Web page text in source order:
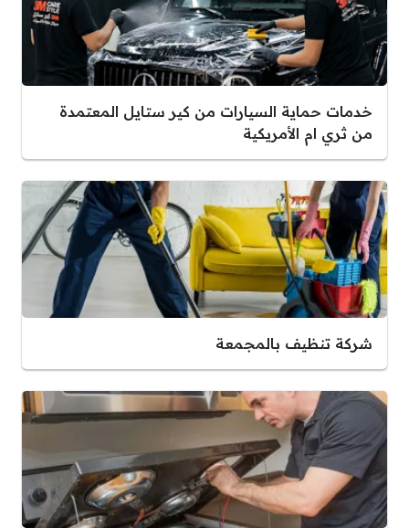
خدمات حماية السيارات من كير ستايل المعتمدة
من ثري ام الأمريكية
شركة تنظيف بالمجمعة